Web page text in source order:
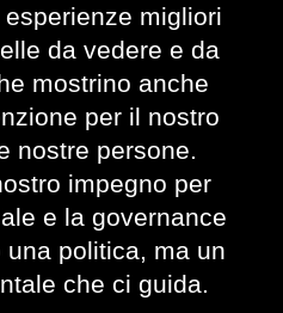
migliori
da vedere e da
mostrino anche
per il nostro
nostre persone.
impegno per
e la governance
una politica, ma un
che ci guida.